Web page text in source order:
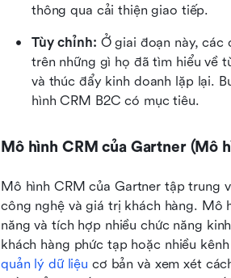
thông qua cải thiện giao tiếp.
Tùy chỉnh: Ở giai đoạn này, các
trên những gì họ đã tìm hiểu về
và thúc đẩy kinh doanh lặp lại.
hình CRM B2C có mục tiêu.
Mô hình CRM của Gartner (Mô
Mô hình CRM của Gartner tập trung
công nghệ và giá trị khách hàng. Mô
năng và tích hợp nhiều chức năng
quản lý dữ liệu cơ bản và xem xét